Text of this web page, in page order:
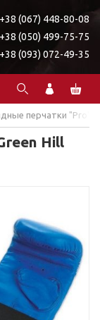
+38 (067) 448-80-08
+38 (050) 499-75-75
+38 (093) 072-49-35
перчатки "Pro"
Hill